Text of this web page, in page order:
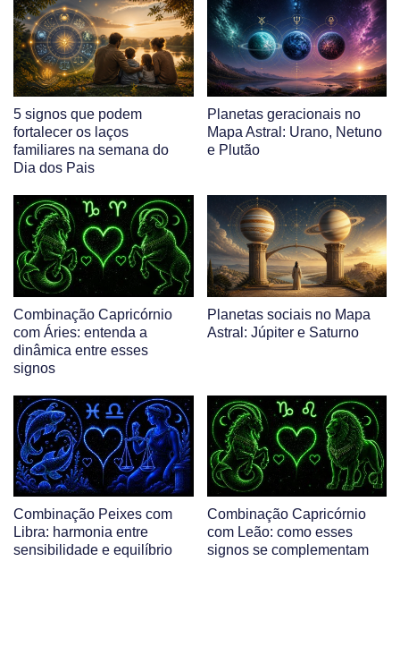
5 signos que podem
fortalecer os laços
familiares na semana do
Dia dos Pais
Planetas geracionais no
Mapa Astral: Urano, Netuno
e Plutão
Combinação Capricórnio
com Áries: entenda a
dinâmica entre esses
signos
Planetas sociais no Mapa
Astral: Júpiter e Saturno
Combinação Peixes com
Libra: harmonia entre
sensibilidade e equilíbrio
Combinação Capricórnio
com Leão: como esses
signos se complementam